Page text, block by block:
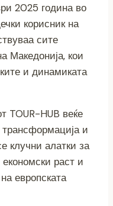
2025 година во
корисник на
сите
Македонија, кои
и динамиката
TOUR-HUB веќе
трансформација и
клучни алатки за
раст и
европската